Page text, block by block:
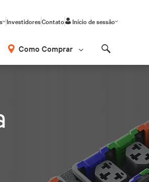
InvestidoresContato Início de sessão
Como Comprar